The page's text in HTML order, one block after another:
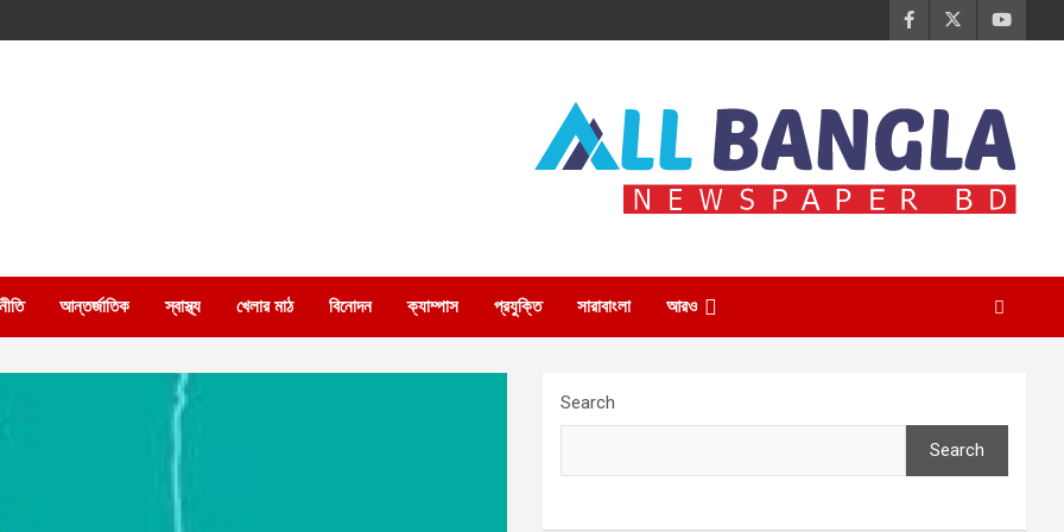
আন্তর্জাতিক স্বাস্থ্য খেলার মাঠ বিনোদন ক্যাম্পাস প্রযুক্তি সারাবাংলা আরও
Search
Search